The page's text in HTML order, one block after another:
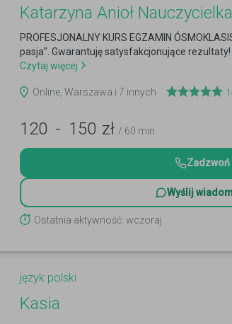
Katarzyna Anioł
PROFESJONALNY KURS EGZAMIN
pasja”. Gwarantuję satysfakcjonujące
Czytaj więcej
Online, Warszawa i 7 innych
120 - 150 zł / 60 min
Zadzwoń
Wyślij
Ostatnia aktywność: wczoraj
język polski
Kasia